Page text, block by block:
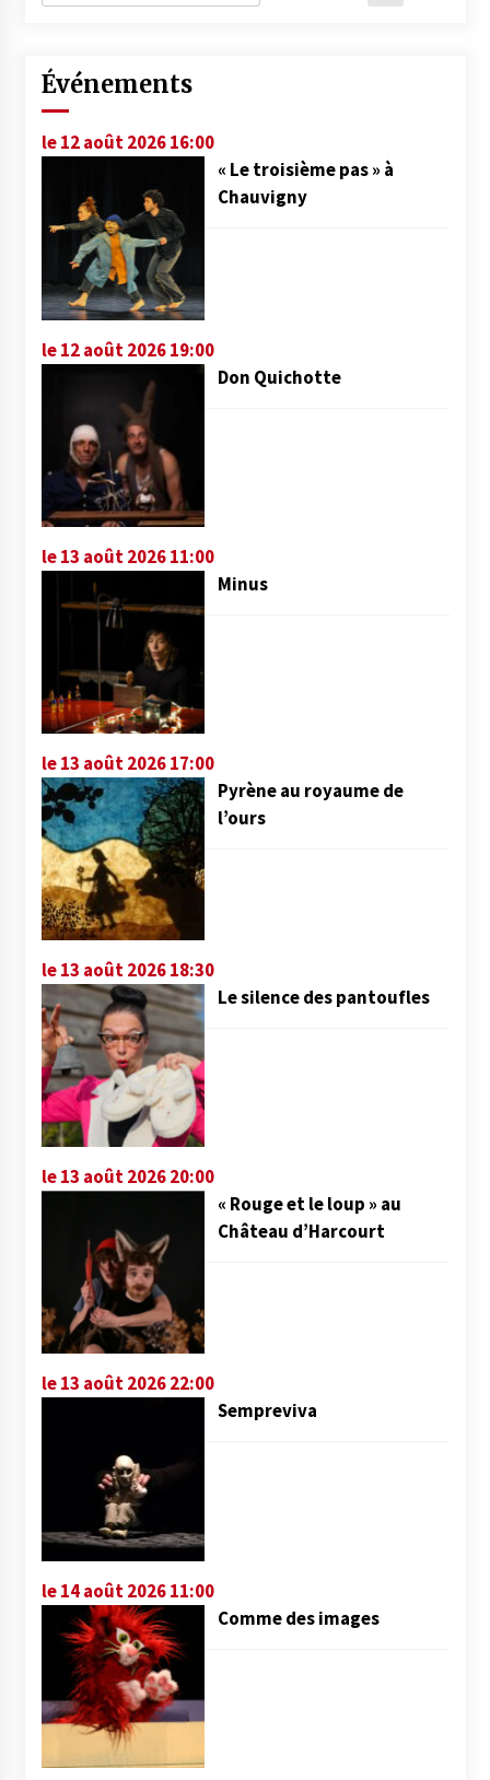
Événements
le 12 août 2026 16:00
« Le troisième pas » à
Chauvigny
le 12 août 2026 19:00
Don Quichotte
le 13 août 2026 11:00
Minus
le 13 août 2026 17:00
Pyrène au royaume de
l’ours
le 13 août 2026 18:30
Le silence des pantoufles
le 13 août 2026 20:00
« Rouge et le loup » au
Château d’Harcourt
le 13 août 2026 22:00
Sempreviva
le 14 août 2026 11:00
Comme des images